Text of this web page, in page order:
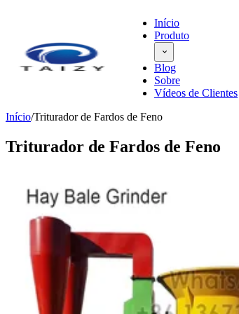
Início
Produto
Blog
Sobre
Vídeos de Clientes
Início/Triturador de Fardos de Feno
Triturador de Fardos de Feno